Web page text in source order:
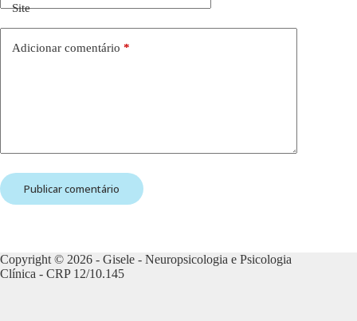
Site
Adicionar comentário *
Publicar comentário
Copyright © 2026 - Gisele - Neuropsicologia e Psicologia
Clínica - CRP 12/10.145